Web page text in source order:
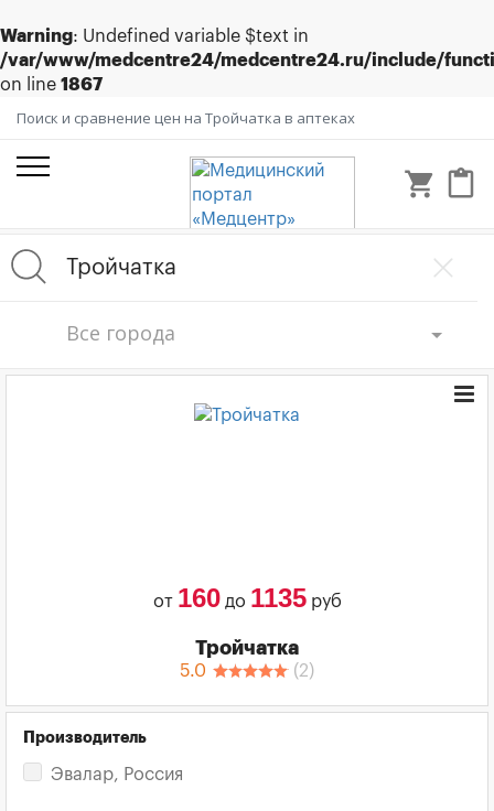
Warning: Undefined variable $text in
/var/www/medcentre24/medcentre24.ru/include/
on line 1867
Поиск и сравнение цен на Тройчатка в аптеках
shopping_cart content_paste
Все города
от 160до 1135руб
Тройчатка
5.0 (2)
Производитель
Эвалар, Россия